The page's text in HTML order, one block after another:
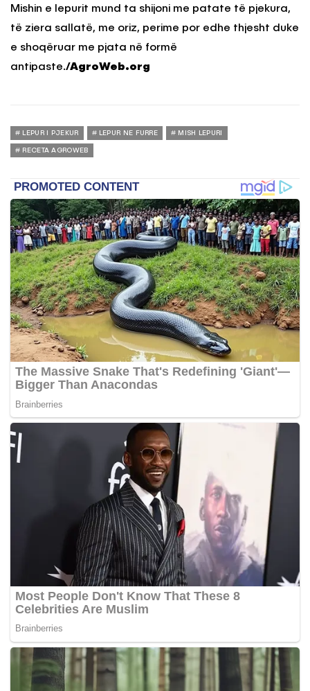
Mishin e lepurit mund ta shijoni me patate të pjekura,
të ziera sallatë, me oriz, perime por edhe thjesht duke
e shoqëruar me pjata në formë
antipaste./AgroWeb.org
LEPUR I PJEKUR LEPUR NE FURRE MISH LEPURI
RECETA AGROWEB